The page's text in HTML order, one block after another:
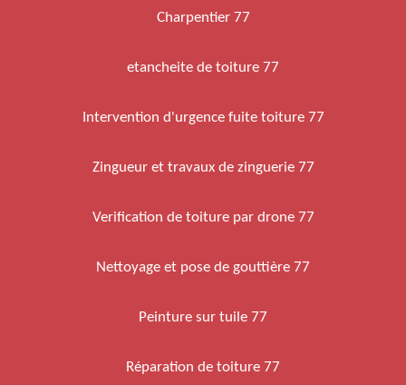
Charpentier 77
etancheite de toiture 77
Intervention d'urgence fuite toiture 77
Zingueur et travaux de zinguerie 77
Verification de toiture par drone 77
Nettoyage et pose de gouttière 77
Peinture sur tuile 77
Réparation de toiture 77